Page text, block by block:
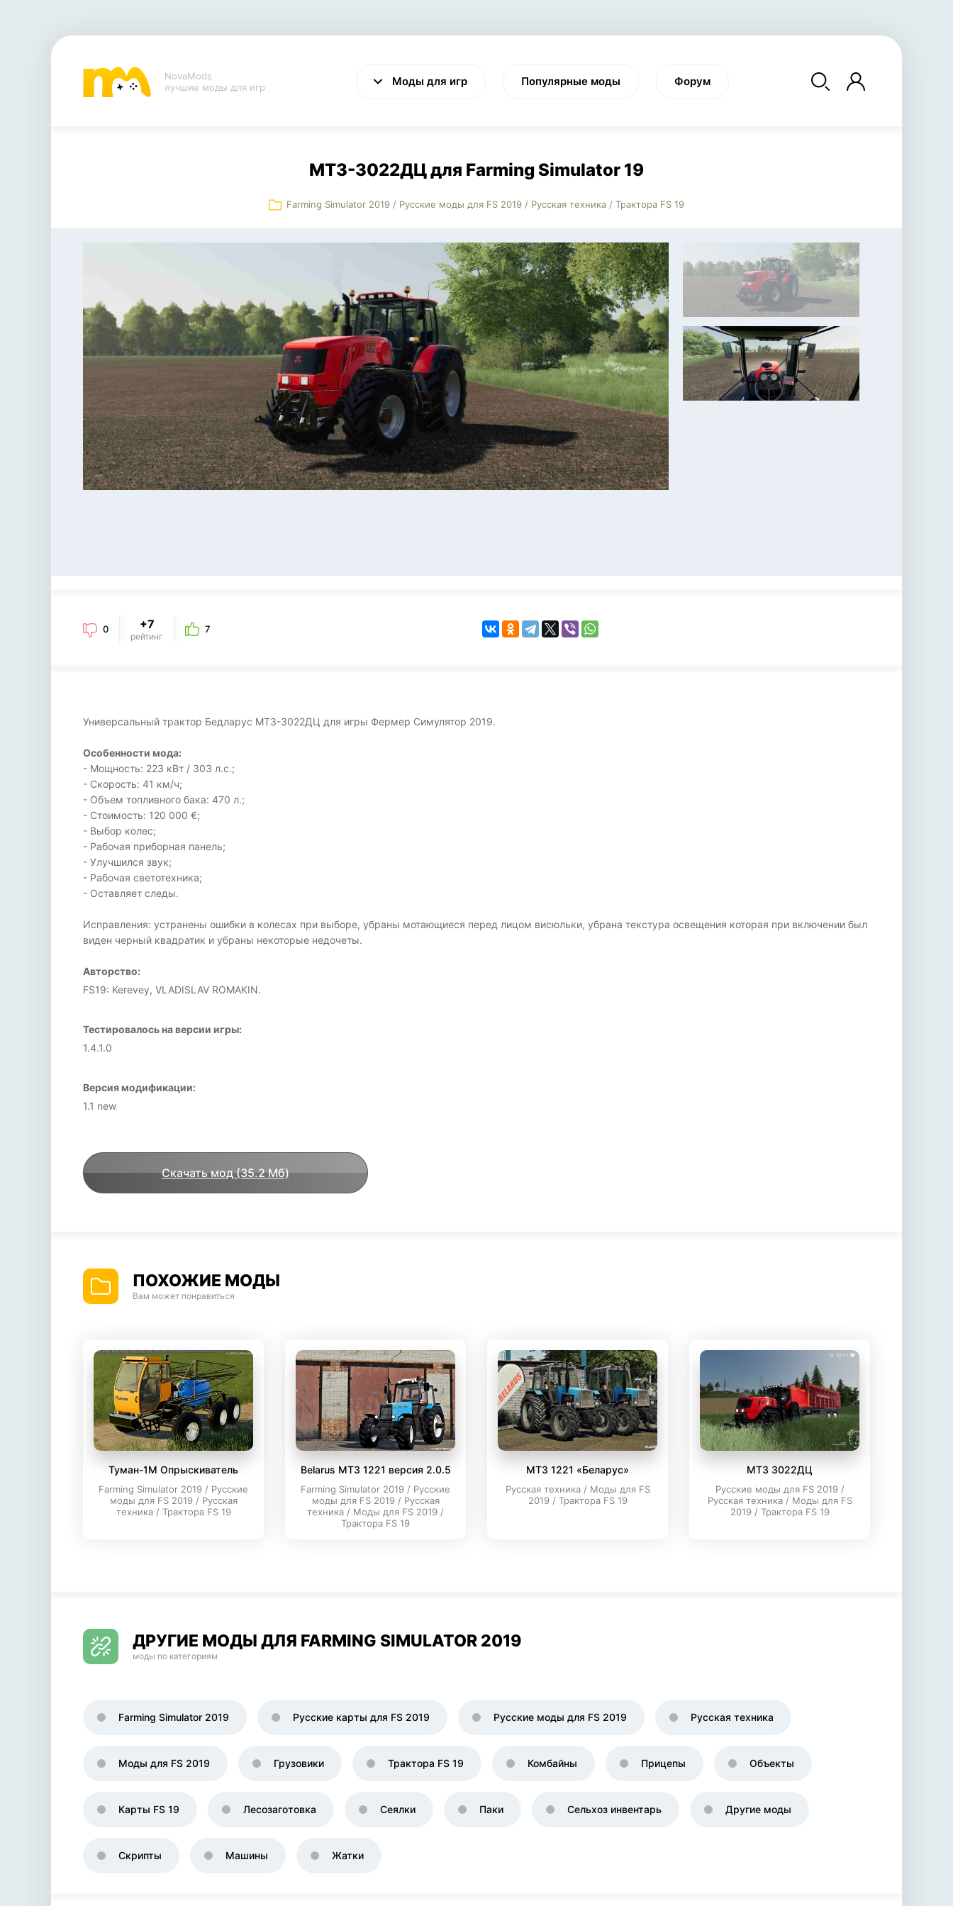
NovaMods
лучшие моды для игр
Моды для игр
VALHEIM CYBERPUNK 2077 SNOWRUNNER
KINGDOM COME:
DELIVERANCE
бродилка
KENSHI
экшн
Популярные моды Форум
МТЗ-3022ДЦ для Farming Simulator 19
Farming Simulator 2019 / Русские моды для FS 2019 / Русская техника / Трактора FS 19
0 +7
рейтинг
7
Универсальный трактор Бедларус МТЗ-3022ДЦ для игры Фермер Симулятор 2019.
Особенности мода:
- Мощность: 223 кВт / 303 л.с.;
- Скорость: 41 км/ч;
- Объем топливного бака: 470 л.;
- Стоимость: 120 000 €;
- Выбор колес;
- Рабочая приборная панель;
- Улучшился звук;
- Рабочая светотехника;
- Оставляет следы.
Исправления: устранены ошибки в колесах при выборе, убраны мотающиеся перед лицом висюльки, убрана текстура освещения которая при включении был
виден черный квадратик и убраны некоторые недочеты.
Авторство:
FS19: Kerevey, VLADISLAV ROMAKIN.
Тестировалось на версии игры:
1.4.1.0
Версия модификации:
1.1 new
Скачать мод (35.2 Мб)
ПОХОЖИЕ МОДЫ
Вам может понравиться
Туман-1М Опрыскиватель
Farming Simulator 2019 / Русские
моды для FS 2019 / Русская
техника / Трактора FS 19
Belarus МТЗ 1221 версия 2.0.5
Farming Simulator 2019 / Русские
моды для FS 2019 / Русская
техника / Моды для FS 2019 /
Трактора FS 19
МТЗ 1221 «Беларус»
Русская техника / Моды для FS
2019 / Трактора FS 19
МТЗ 3022ДЦ
Русские моды для FS 2019 /
Русская техника / Моды для FS
2019 / Трактора FS 19
ДРУГИЕ МОДЫ ДЛЯ FARMING SIMULATOR 2019
моды по категориям
Farming Simulator 2019 Русские карты для FS 2019 Русские моды для FS 2019 Русская техника
Моды для FS 2019 Грузовики Трактора FS 19 Комбайны Прицепы Объекты
Карты FS 19 Лесозаготовка Сеялки Паки Сельхоз инвентарь Другие моды
Скрипты Машины Жатки